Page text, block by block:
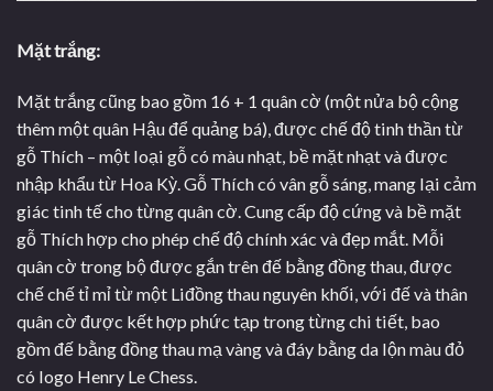
Mặt trắng:
Mặt trắng cũng bao gồm 16 + 1 quân cờ (một nửa bộ cộng
thêm một quân Hậu để quảng bá), được chế độ tinh thần từ
gỗ Thích – một loại gỗ có màu nhạt, bề mặt nhạt và được
nhập khẩu từ Hoa Kỳ. Gỗ Thích có vân gỗ sáng, mang lại cảm
giác tinh tế cho từng quân cờ. Cung cấp độ cứng và bề mặt
gỗ Thích hợp cho phép chế độ chính xác và đẹp mắt. Mỗi
quân cờ trong bộ được gắn trên đế bằng đồng thau, được
chế chế tỉ mỉ từ một Liđồng thau nguyên khối, với đế và thân
quân cờ được kết hợp phức tạp trong từng chi tiết, bao
gồm đế bằng đồng thau mạ vàng và đáy bằng da lộn màu đỏ
có logo Henry Le Chess.